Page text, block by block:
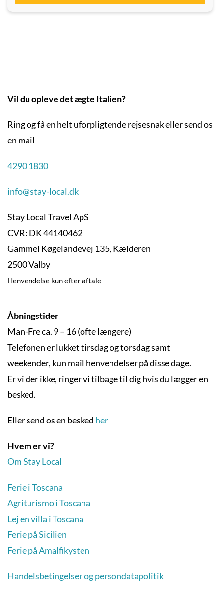
Vil du opleve det ægte Italien?
Ring og få en helt uforpligtende rejsesnak eller send os
en mail
4290 1830
info@stay-local.dk
Stay Local Travel ApS
CVR: DK 44140462
Gammel Køgelandevej 135, Kælderen
2500 Valby
Henvendelse kun efter aftale
Åbningstider
Man-Fre ca. 9 – 16 (ofte længere)
Telefonen er lukket tirsdag og torsdag samt
weekender, kun mail henvendelser på disse dage.
Er vi der ikke, ringer vi tilbage til dig hvis du lægger en
besked.
Eller send os en besked her
Hvem er vi?
Om Stay Local
Ferie i Toscana
Agriturismo i Toscana
Lej en villa i Toscana
Ferie på Sicilien
Ferie på Amalfikysten
Handelsbetingelser og persondatapolitik